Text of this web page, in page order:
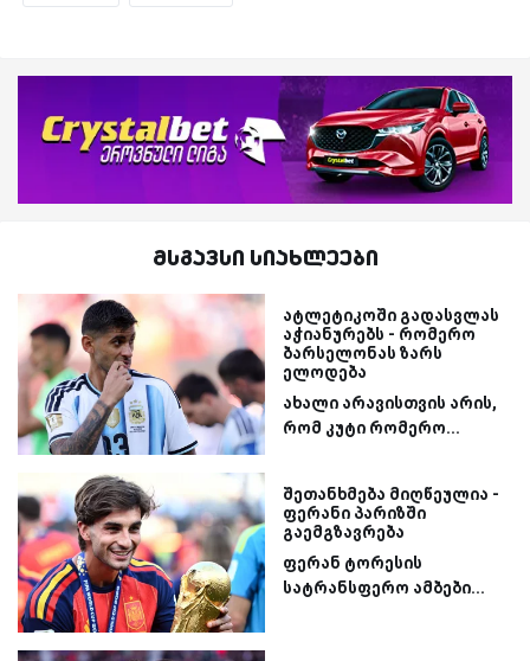
მსგავსი სიახლეები
ატლეტიკოში გადასვლას
აჭიანურებს - რომერო
ბარსელონას ზარს
ელოდება
ახალი არავისთვის არის,
რომ კუტი რომერო...
შეთანხმება მიღწეულია -
ფერანი პარიზში
გაემგზავრება
ფერან ტორესის
სატრანსფერო ამბები...